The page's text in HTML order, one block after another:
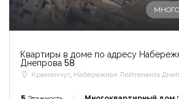
Квартиры в доме по адресу
Днепрова 58
Кременчуг, Набережная Лейтенанта